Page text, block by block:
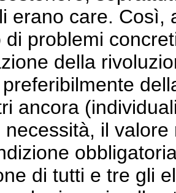
erano care. Così,
di problemi
della
ancora
necessità, il
di tutti e tre gli